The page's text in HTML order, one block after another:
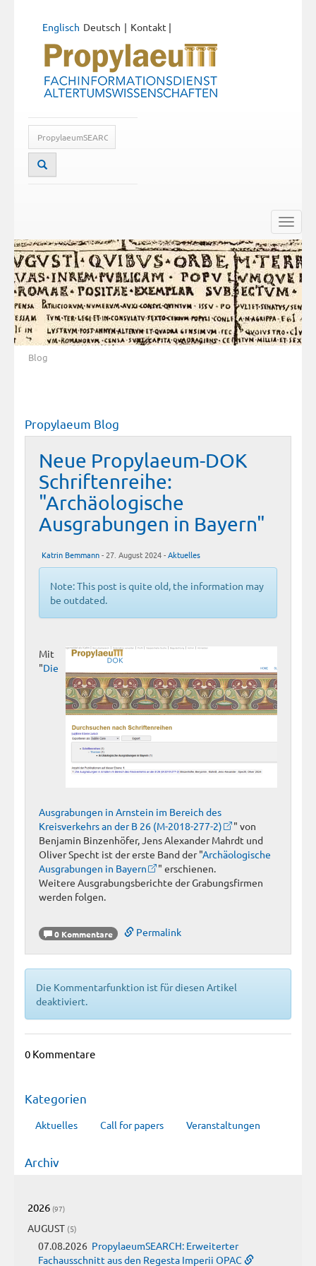
Deutsch
Englisch Kontakt |
Toggle
Blog
Propylaeum Blog
Neue Propylaeum-DOK
Schriftenreihe:
"Archäologische
Ausgrabungen in Bayern"
Katrin Bemmann- 27. August 2024 -Aktuelles
Note: This post is quite old, the information may
be outdated.
Mit
"Die
Ausgrabungen in Arnstein im Bereich des
Kreisverkehrs an der B 26 (M-2018-277-2)
" von
Benjamin Binzenhöfer, Jens Alexander Mahrdt und
Oliver Specht ist der erste Band der "Archäologische
Ausgrabungen in Bayern
" erschienen.
Weitere Ausgrabungsberichte der Grabungsfirmen
werden folgen.
0 Kommentare Permalink
Die Kommentarfunktion ist für diesen Artikel
deaktiviert.
0 Kommentare
Kategorien
Aktuelles Call for papers Veranstaltungen
Archiv
2026 (97)
AUGUST (5)
07.08.2026 PropylaeumSEARCH: Erweiterter
Fachausschnitt aus den Regesta Imperii OPAC